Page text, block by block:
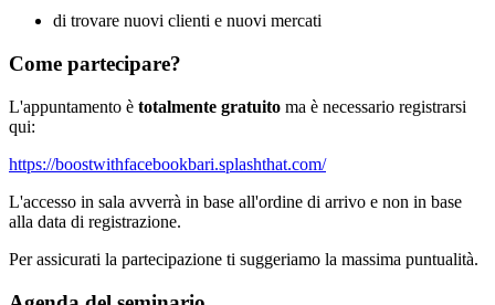
di trovare nuovi clienti e nuovi mercati
Come partecipare?
L'appuntamento è totalmente gratuito ma è necessario registrarsi
qui:
https://boostwithfacebookbari.splashthat.com/
L'accesso in sala avverrà in base all'ordine di arrivo e non in base
alla data di registrazione.
Per assicurati la partecipazione ti suggeriamo la massima puntualità.